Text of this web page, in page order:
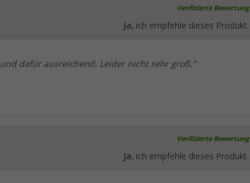
Verifizierte Bewertung
Ja, ich empfehle dieses Produkt.
dafür ausreichend. Leider nicht sehr groß."
Verifizierte Bewertung
Ja, ich empfehle dieses Produkt.